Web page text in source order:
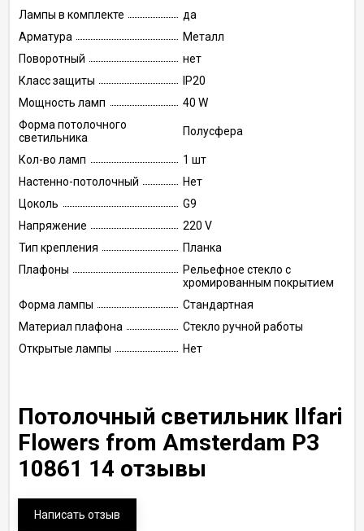
Лампы в комплекте
да
Арматура
Металл
Поворотный
нет
Класс защиты
IP20
Мощность ламп
40 W
Форма потолочного
светильника
Полусфера
Кол-во ламп
1 шт
Настенно-потолочный
Нет
Цоколь
G9
Напряжение
220 V
Тип крепления
Планка
Плафоны
Рельефное стекло с
хромированным покрытием
Форма лампы
Стандартная
Материал плафона
Стекло ручной работы
Открытые лампы
Нет
Потолочный светильник Ilfari
Flowers from Amsterdam P3
10861 14 отзывы
Написать отзыв